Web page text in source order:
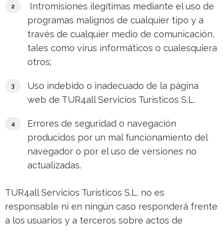
Intromisiones ilegítimas mediante el uso de
programas malignos de cualquier tipo y a
través de cualquier medio de comunicación,
tales como virus informáticos o cualesquiera
otros;
Uso indebido o inadecuado de la página
web de TUR4all Servicios Turísticos S.L.
Errores de seguridad o navegación
producidos por un mal funcionamiento del
navegador o por el uso de versiones no
actualizadas.
TUR4all Servicios Turísticos S.L. no es
responsable ni en ningún caso responderá frente
a los usuarios y a terceros sobre actos de